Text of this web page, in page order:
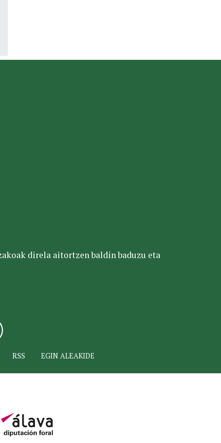
direla aitortzen baldin baduzu eta
RSS EGIN ALEAKIDE